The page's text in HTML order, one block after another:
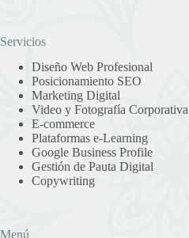
Servicios
Diseño Web Profesional
Posicionamiento SEO
Marketing Digital
Video y Fotografía Corporativa
E-commerce
Plataformas e-Learning
Google Business Profile
Gestión de Pauta Digital
Copywriting
Menú